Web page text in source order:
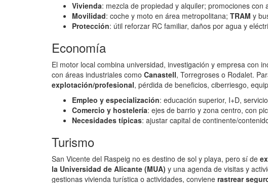
Vivienda: mezcla de propiedad y alquiler; promociones
Movilidad: coche y moto en área metropolitana; TRAM y
Protección: útil reforzar RC familiar, daños por agua y
Economía
El motor local combina universidad, investigación y empresa con
con áreas industriales como Canastell, Torregroses o Rodalet.
explotación/profesional, pérdida de beneficios, ciberriesgo,
Empleo y especialización: educación superior, I+D,
Comercio y hostelería: ejes de barrio y zona centro, con
Necesidades típicas: ajustar capital de continente/
Turismo
San Vicente del Raspeig no es destino de sol y playa, pero sí de
la Universidad de Alicante (MUA) y una agenda de visitas y
gestionas vivienda turística o actividades, conviene rastrear